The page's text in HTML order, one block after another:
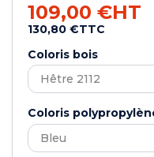
109,00 €HT
130,80 €TTC
Coloris bois
Coloris